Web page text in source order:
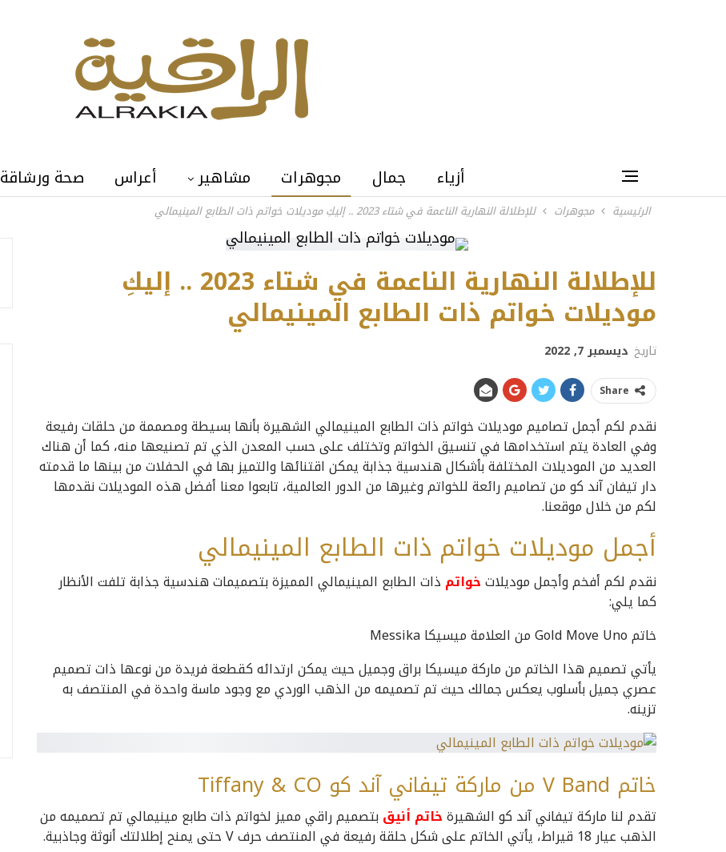
أزياء جمال مجوهرات مشاهير أعراس صحة ورشاقة
الرئيسية مجوهرات للإطلالة النهارية الناعمة في شتاء 2023 .. إليكِ موديلات خواتم ذات الطابع المينيمالي
للإطلالة النهارية الناعمة في شتاء 2023 .. إليكِ
موديلات خواتم ذات الطابع المينيمالي
تاريخ ديسمبر 7, 2022
Share
نقدم لكم أجمل تصاميم موديلات خواتم ذات الطابع المينيمالي الشهيرة بأنها بسيطة ومصممة من حلقات رفيعة
وفي العادة يتم استخدامها في تنسيق الخواتم وتختلف على حسب المعدن الذي تم تصنيعها منه، كما أن هناك
العديد من الموديلات المختلفة بأشكال هندسية جذابة يمكن اقتنائها والتميز بها في الحفلات من بينها ما قدمته
دار تيفان آند كو من تصاميم رائعة للخواتم وغيرها من الدور العالمية، تابعوا معنا أفضل هذه الموديلات نقدمها
لكم من خلال موقعنا.
أجمل موديلات خواتم ذات الطابع المينيمالي
نقدم لكم أفخم وأجمل موديلاتخواتم ذات الطابع المينيمالي المميزة بتصميمات هندسية جذابة تلفت الأنظار
كما يلي:
خاتم Gold Move Uno من العلامة ميسيكا Messika
يأتي تصميم هذا الخاتم من ماركة ميسيكا براق وجميل حيث يمكن ارتدائه كقطعة فريدة من نوعها ذات تصميم
عصري جميل بأسلوب يعكس جمالك حيث تم تصميمه من الذهب الوردي مع وجود ماسة واحدة في المنتصف به
تزينه.
خاتم V Band من ماركة تيفاني آند كو Tiffany & CO
تقدم لنا ماركة تيفاني آند كو الشهيرةخاتم أنيقبتصميم راقي مميز لخواتم ذات طابع مينيمالي تم تصميمه من
الذهب عيار 18 قيراط، يأتي الخاتم على شكل حلقة رفيعة في المنتصف حرف V حتى يمنح إطلالتك أنوثة وجاذبية.